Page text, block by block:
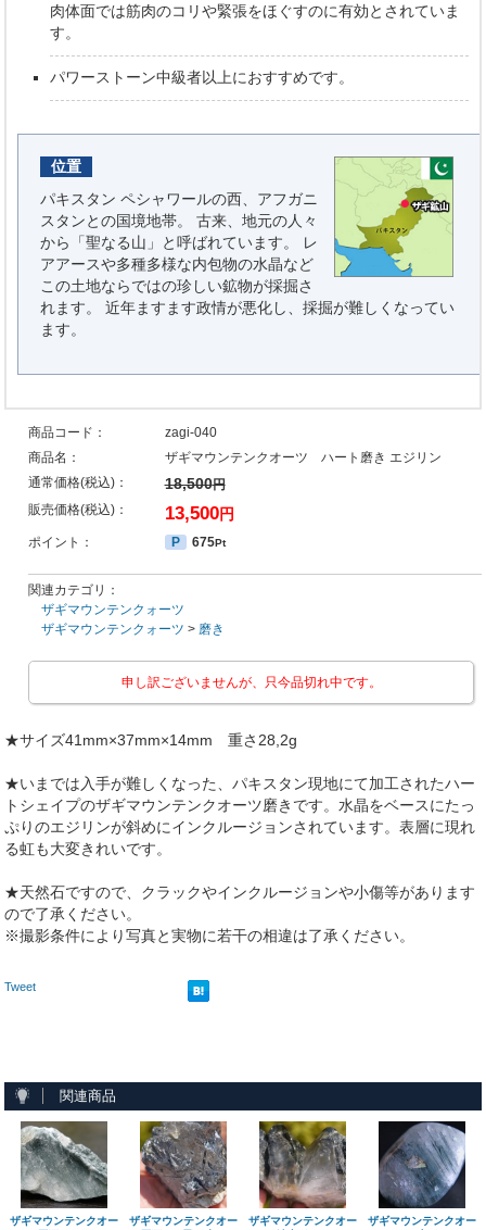
肉体面では筋肉のコリや緊張をほぐすのに有効とされていま
す。
パワーストーン中級者以上におすすめです。
位置
パキスタン ペシャワールの西、アフガニ
スタンとの国境地帯。 古来、地元の人々
から「聖なる山」と呼ばれています。 レ
アアースや多種多様な内包物の水晶など
この土地ならではの珍しい鉱物が採掘さ
れます。 近年ますます政情が悪化し、採掘が難しくなってい
ます。
商品コード：
zagi-040
商品名：
ザギマウンテンクオーツ ハート磨き エジリン
通常価格(税込)：
18,500円
販売価格(税込)： 13,500円
ポイント： P 675Pt
関連カテゴリ：
ザギマウンテンクォーツ
ザギマウンテンクォーツ > 磨き
申し訳ございませんが、只今品切れ中です。
★サイズ41mm×37mm×14mm 重さ28,2g
★いまでは入手が難しくなった、パキスタン現地にて加工されたハー
トシェイプのザギマウンテンクオーツ磨きです。水晶をベースにたっ
ぷりのエジリンが斜めにインクルージョンされています。表層に現れ
る虹も大変きれいです。
★天然石ですので、クラックやインクルージョンや小傷等があります
ので了承ください。
※撮影条件により写真と実物に若干の相違は了承ください。
Tweet
関連商品
ザギマウンテンクオー
ザギマウンテンクオー
ザギマウンテンクオー
ザギマウンテンクオー